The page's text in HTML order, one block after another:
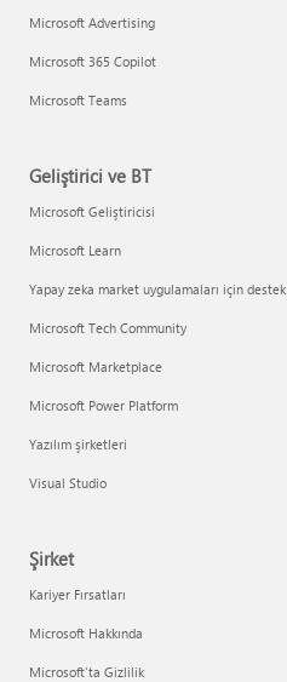
Microsoft Advertising
Microsoft 365 Copilot
Microsoft Teams
Geliştirici ve BT
Microsoft Geliştiricisi
Microsoft Learn
Yapay zeka market uygulamaları için destek
Microsoft Tech Community
Microsoft Marketplace
Microsoft Power Platform
Yazılım şirketleri
Visual Studio
Şirket
Kariyer Fırsatları
Microsoft Hakkında
Microsoft'ta Gizlilik